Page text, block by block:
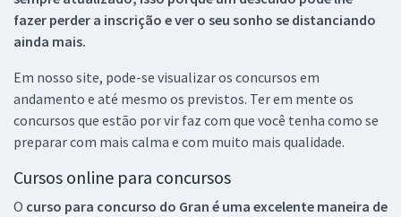
fazer perder a inscrição e ver o seu sonho se distanciando
ainda mais.
Em nosso site, pode-se visualizar os concursos em
andamento e até mesmo os previstos. Ter em mente os
concursos que estão por vir faz com que você tenha como se
preparar com mais calma e com muito mais qualidade.
Cursos online para concursos
O curso para concurso do Gran é uma excelente maneira de